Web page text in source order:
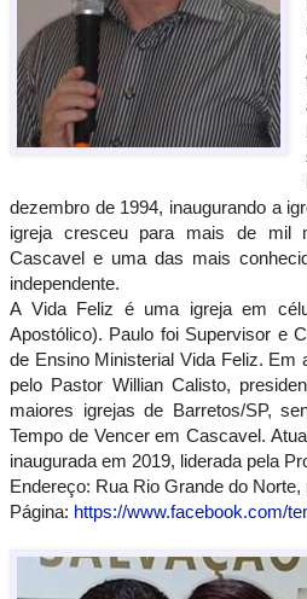
dezembro de 1994, inaugurando a
igreja cresceu para mais de mil
Cascavel e uma das mais
independente.
A Vida Feliz é uma igreja em
Apostólico). Paulo foi Supervisor e
de Ensino Ministerial Vida Feliz. Em
pelo Pastor Willian Calisto,
maiores igrejas de Barretos/SP,
Tempo de Vencer em Cascavel.
inaugurada em 2019, liderada pela
Endereço: Rua Rio Grande do
Página: https://www.facebook.com/